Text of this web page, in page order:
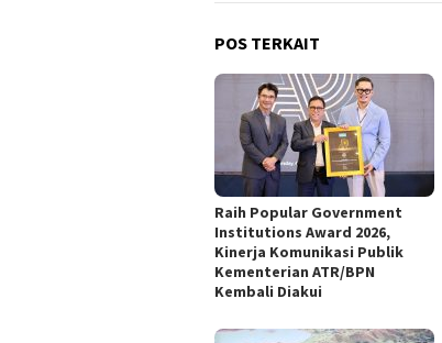
POS TERKAIT
Raih Popular Government
Institutions Award 2026,
Kinerja Komunikasi Publik
Kementerian ATR/BPN
Kembali Diakui